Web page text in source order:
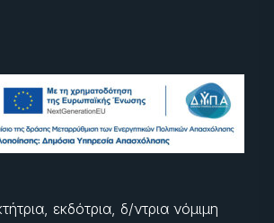
εκδότρια, δ/ντρια νόμιμη